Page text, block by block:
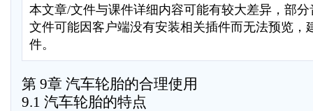
本文章/文件与课件详细内容可能有较大差异，部
文件可能因客户端没有安装相关插件而无法预览，
件。
第 9章 汽车轮胎的合理使用
9.1 汽车轮胎的特点